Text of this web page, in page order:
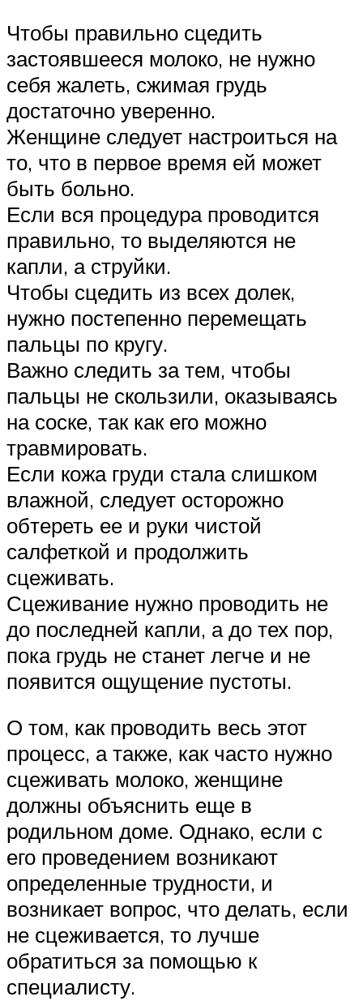
Чтобы правильно сцедить
застоявшееся молоко, не нужно
себя жалеть, сжимая грудь
достаточно уверенно.
Женщине следует настроиться на
то, что в первое время ей может
быть больно.
Если вся процедура проводится
правильно, то выделяются не
капли, а струйки.
Чтобы сцедить из всех долек,
нужно постепенно перемещать
пальцы по кругу.
Важно следить за тем, чтобы
пальцы не скользили, оказываясь
на соске, так как его можно
травмировать.
Если кожа груди стала слишком
влажной, следует осторожно
обтереть ее и руки чистой
салфеткой и продолжить
сцеживать.
Сцеживание нужно проводить не
до последней капли, а до тех пор,
пока грудь не станет легче и не
появится ощущение пустоты.
О том, как проводить весь этот
процесс, а также, как часто нужно
сцеживать молоко, женщине
должны объяснить еще в
родильном доме. Однако, если с
его проведением возникают
определенные трудности, и
возникает вопрос, что делать, если
не сцеживается, то лучше
обратиться за помощью к
специалисту.